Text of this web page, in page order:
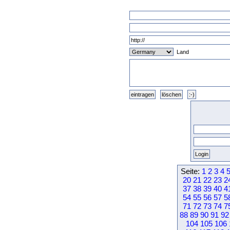
Land
Seite: 1 2 3 4 5
20 21 22 23
37 38 39 40
54 55 56 57
71 72 73 74
88 89 90 91 92
104 105 106